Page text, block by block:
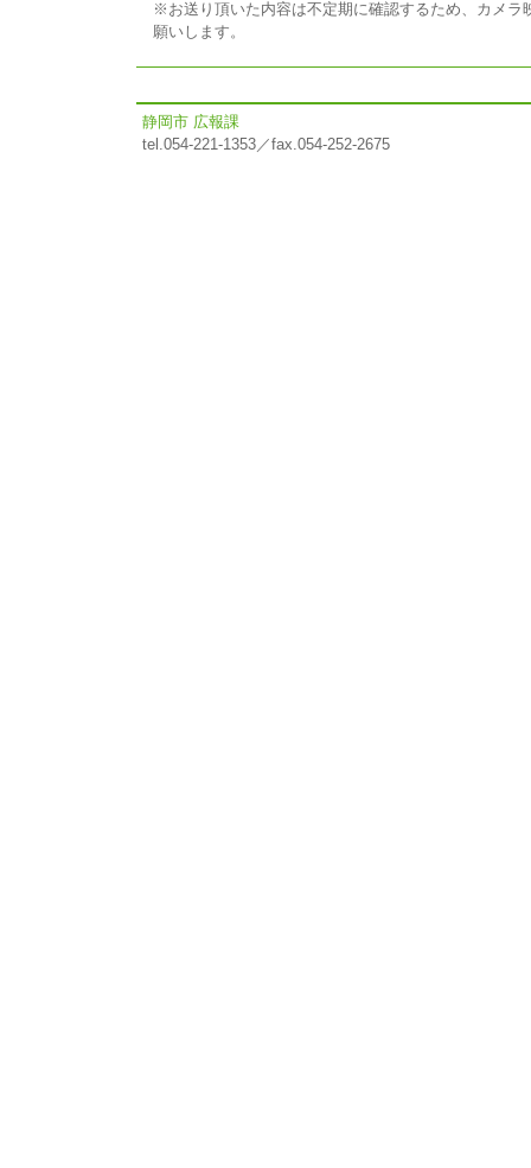
※お送り頂いた内容は不定期に確認するため、カメ
願いします。
静岡市 広報課
tel.054-221-1353／fax.054-252-2675